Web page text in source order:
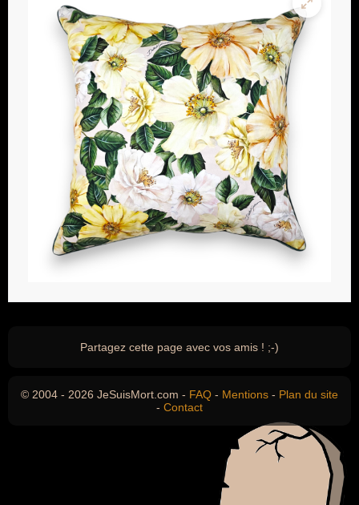
Partagez cette page avec vos amis ! ;-)
© 2004 - 2026 JeSuisMort.com - FAQ - Mentions - Plan du site
- Contact